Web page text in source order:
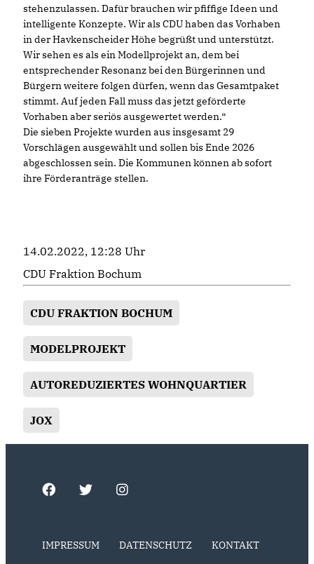
stehenzulassen. Dafür brauchen wir pfiffige Ideen und
intelligente Konzepte. Wir als CDU haben das Vorhaben
in der Havkenscheider Höhe begrüßt und unterstützt.
Wir sehen es als ein Modellprojekt an, dem bei
entsprechender Resonanz bei den Bürgerinnen und
Bürgern weitere folgen dürfen, wenn das Gesamtpaket
stimmt. Auf jeden Fall muss das jetzt geförderte
Vorhaben aber seriös ausgewertet werden.“
Die sieben Projekte wurden aus insgesamt 29
Vorschlägen ausgewählt und sollen bis Ende 2026
abgeschlossen sein. Die Kommunen können ab sofort
ihre Förderanträge stellen.
14.02.2022, 12:28 Uhr
CDU Fraktion Bochum
CDU FRAKTION BOCHUM
MODELPROJEKT
AUTOREDUZIERTES WOHNQUARTIER
JOX
IMPRESSUM DATENSCHUTZ KONTAKT